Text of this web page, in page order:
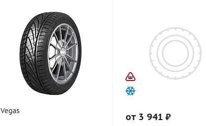
Vegas
от 3 941 ₽